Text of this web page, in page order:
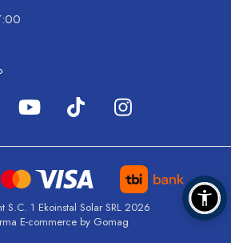
S.C. 1 Ekoinstal Solar SRL 2026
E-commerce by Gomag